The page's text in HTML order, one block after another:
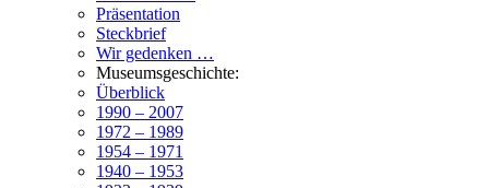
Präsentation
Steckbrief
Wir gedenken …
Museumsgeschichte:
Überblick
1990 – 2007
1972 – 1989
1954 – 1971
1940 – 1953